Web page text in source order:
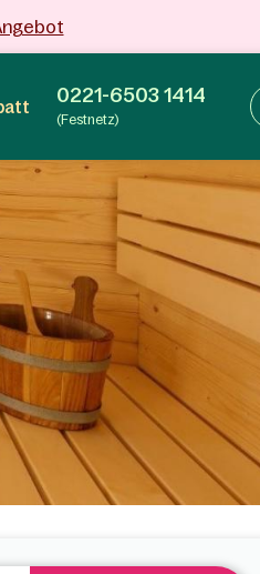
0221-6503 1414
(Festnetz)